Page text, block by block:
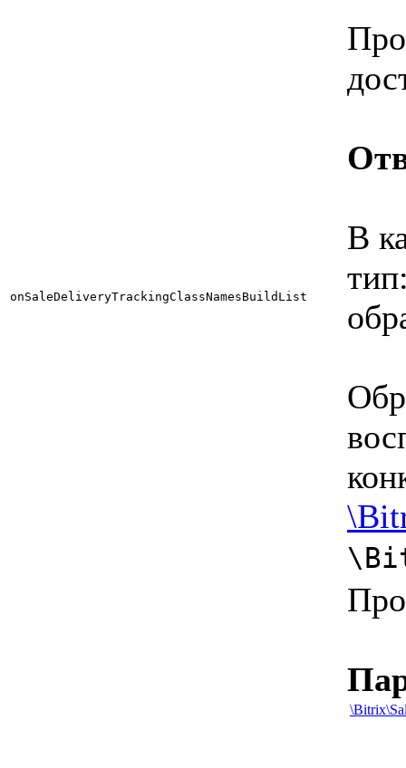
onSaleDeliveryTrackingClassNamesBuildList
В